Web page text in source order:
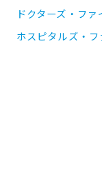
ドクターズ・フ
ホスピタルズ・フ